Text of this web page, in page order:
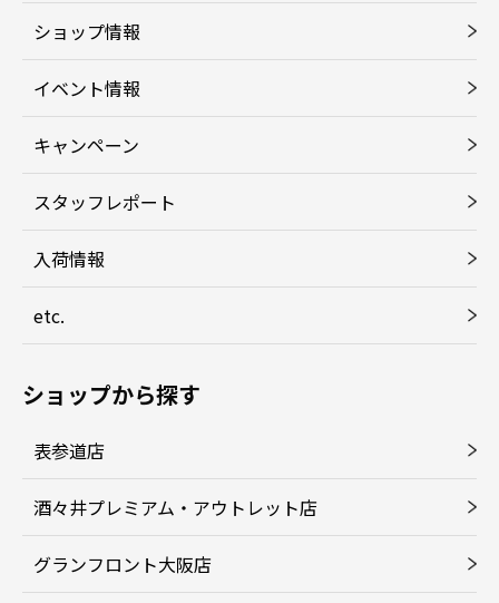
ショップ情報
イベント情報
キャンペーン
スタッフレポート
入荷情報
etc.
ショップから探す
表参道店
酒々井プレミアム・アウトレット店
グランフロント大阪店